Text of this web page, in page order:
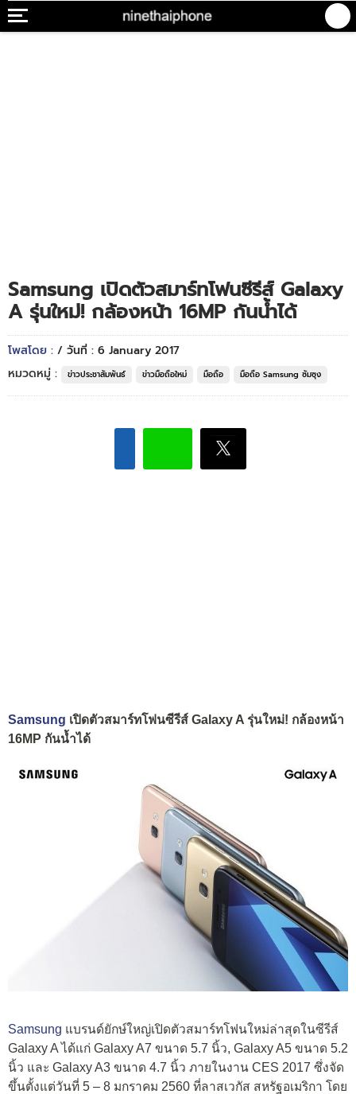
Samsung เปิดตัวสมาร์ทโฟนซีรีส์ Galaxy
A รุ่นใหม่! กล้องหน้า 16MP กันน้ำได้
โพสโดย : / วันที่ : 6 January 2017
หมวดหมู่ :
ข่าวประชาสัมพันธ์ ข่าวมือถือใหม่ มือถือ มือถือ Samsung ซัมซุง
Samsung เปิดตัวสมาร์ทโฟนซีรีส์ Galaxy A รุ่นใหม่! กล้องหน้า
16MP กันน้ำได้
Samsung แบรนด์ยักษ์ใหญ่เปิดตัวสมาร์ทโฟนใหม่ล่าสุดในซีรีส์
Galaxy A ได้แก่ Galaxy A7 ขนาด 5.7 นิ้ว, Galaxy A5 ขนาด 5.2
นิ้ว และ Galaxy A3 ขนาด 4.7 นิ้ว ภายในงาน CES 2017 ซึ่งจัด
ขึ้นตั้งแต่วันที่ 5 – 8 มกราคม 2560 ที่ลาสเวกัส สหรัฐอเมริกา โดย